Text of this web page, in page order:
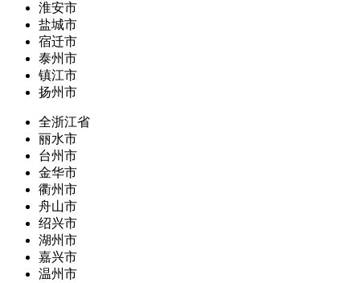
淮安市
盐城市
宿迁市
泰州市
镇江市
扬州市
全浙江省
丽水市
台州市
金华市
衢州市
舟山市
绍兴市
湖州市
嘉兴市
温州市